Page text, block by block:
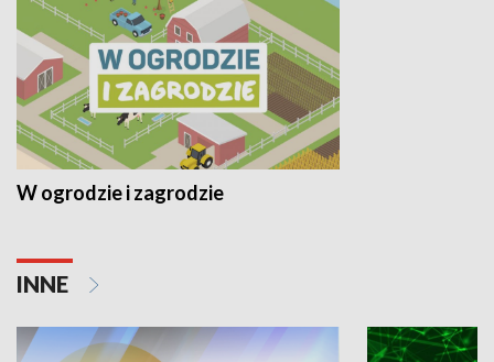
W ogrodzie i zagrodzie
INNE